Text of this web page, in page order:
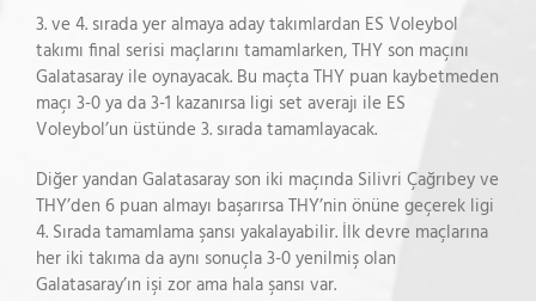
3. ve 4. sırada yer almaya aday takımlardan ES Voleybol
takımı final serisi maçlarını tamamlarken, THY son maçını
Galatasaray ile oynayacak. Bu maçta THY puan kaybetmeden
maçı 3-0 ya da 3-1 kazanırsa ligi set averajı ile ES
Voleybol’un üstünde 3. sırada tamamlayacak.
Diğer yandan Galatasaray son iki maçında Silivri Çağrıbey ve
THY’den 6 puan almayı başarırsa THY’nin önüne geçerek ligi
4. Sırada tamamlama şansı yakalayabilir. İlk devre maçlarına
her iki takıma da aynı sonuçla 3-0 yenilmiş olan
Galatasaray’ın işi zor ama hala şansı var.